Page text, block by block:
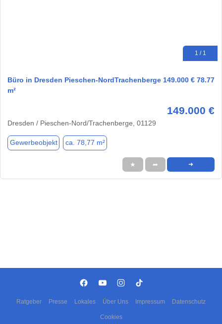
1 / 1
Büro in Dresden Pieschen-NordTrachenberge 149.000 € 78.77
m²
149.000 €
Dresden / Pieschen-Nord/Trachenberge, 01129
Gewerbeobjekt ca. 78,77 m²
★ ➦ ➜
Ratgeber Presse Lokales Über Uns Impressum Datenschutz
Cookies